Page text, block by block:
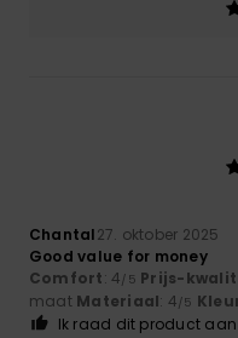
Chantal27. oktober 2025
Good value for money
Comfort: 4/5 Prijs-
maat Materiaal: 4/5
Ik raad dit product aan